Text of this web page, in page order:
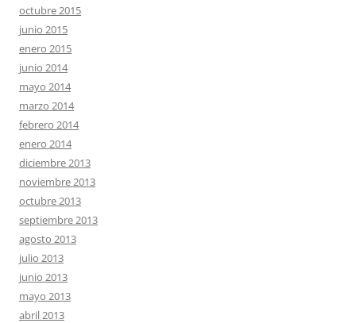
octubre 2015
junio 2015
enero 2015
junio 2014
mayo 2014
marzo 2014
febrero 2014
enero 2014
diciembre 2013
noviembre 2013
octubre 2013
septiembre 2013
agosto 2013
julio 2013
junio 2013
mayo 2013
abril 2013